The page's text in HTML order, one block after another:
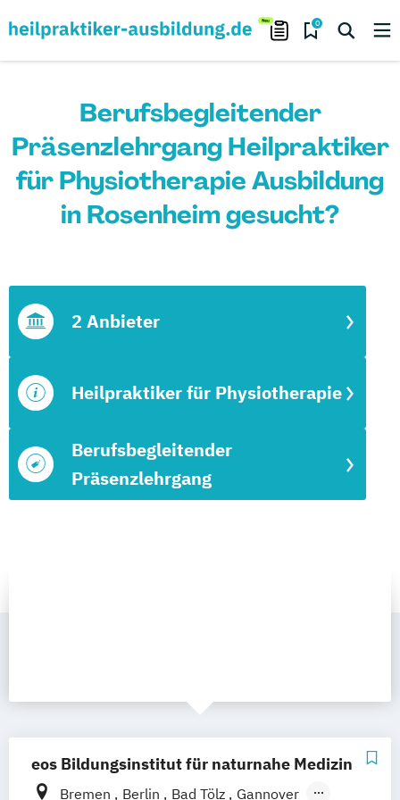
0
Berufsbegleitender
Präsenzlehrgang Heilpraktiker
für Physiotherapie Ausbildung
in Rosenheim gesucht?
Berufsbegleitender
Präsenzlehrgang
Heilpraktiker für Physiotherapie
2 Anbieter
eos Bildungsinstitut für naturnahe Medizin
Bremen Berlin Bad Tölz
Gannover